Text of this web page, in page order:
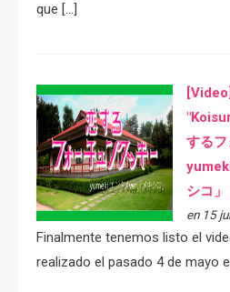
que […]
する
シコ」
en 15
Finalmente tenemos listo el
realizado el pasado 4 de mayo